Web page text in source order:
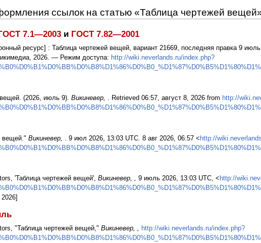
ссылок на статью «Таблица чертежей
7.1—2003и ГОСТ 7.82—2001
ресурс] : Таблица чертежей вещей, вариант 21669, последняя правка 9
2026. — Режим доступа: http://wiki.neverlands.ru/index.php?
(2026, июль 9). Викиневер, . Retrieved 06:57, август 8, 2026 from http://
вещей." Викиневер, . 9 июл 2026, 13:03 UTC. 8 авг 2026, 06:57 <http://
'Таблица чертежей вещей', Викиневер, , 9 июль 2026, 13:03 UTC, < http://
"Таблица чертежей вещей," Викиневер, , http://wiki.neverlands.ru/index.php?